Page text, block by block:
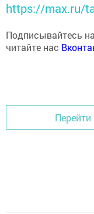
https://max.ru/
Подписывайтесь
читайте нас
Перейти